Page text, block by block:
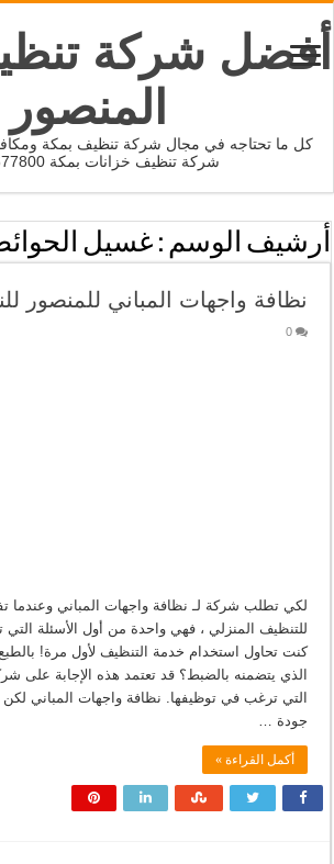
أفضل شركة
المنصور
كل ما تحتاجه في مجال شركة تنظيف بمكة
شركة تنظيف خزانات بمكة 0535677800
أرشيف الوسم : غسيل
نظافة واجهات المباني للمنصور
0
لكي تطلب شركة لـ نظافة واجهات المباني وعندما
للتنظيف المنزلي ، فهي واحدة من أول الأسئلة
كنت تحاول استخدام خدمة التنظيف لأول مرة!
الذي يتضمنه بالضبط؟ قد تعتمد هذه الإجابة على
التي ترغب في توظيفها. نظافة واجهات المباني
جودة …
أكمل القراءة »